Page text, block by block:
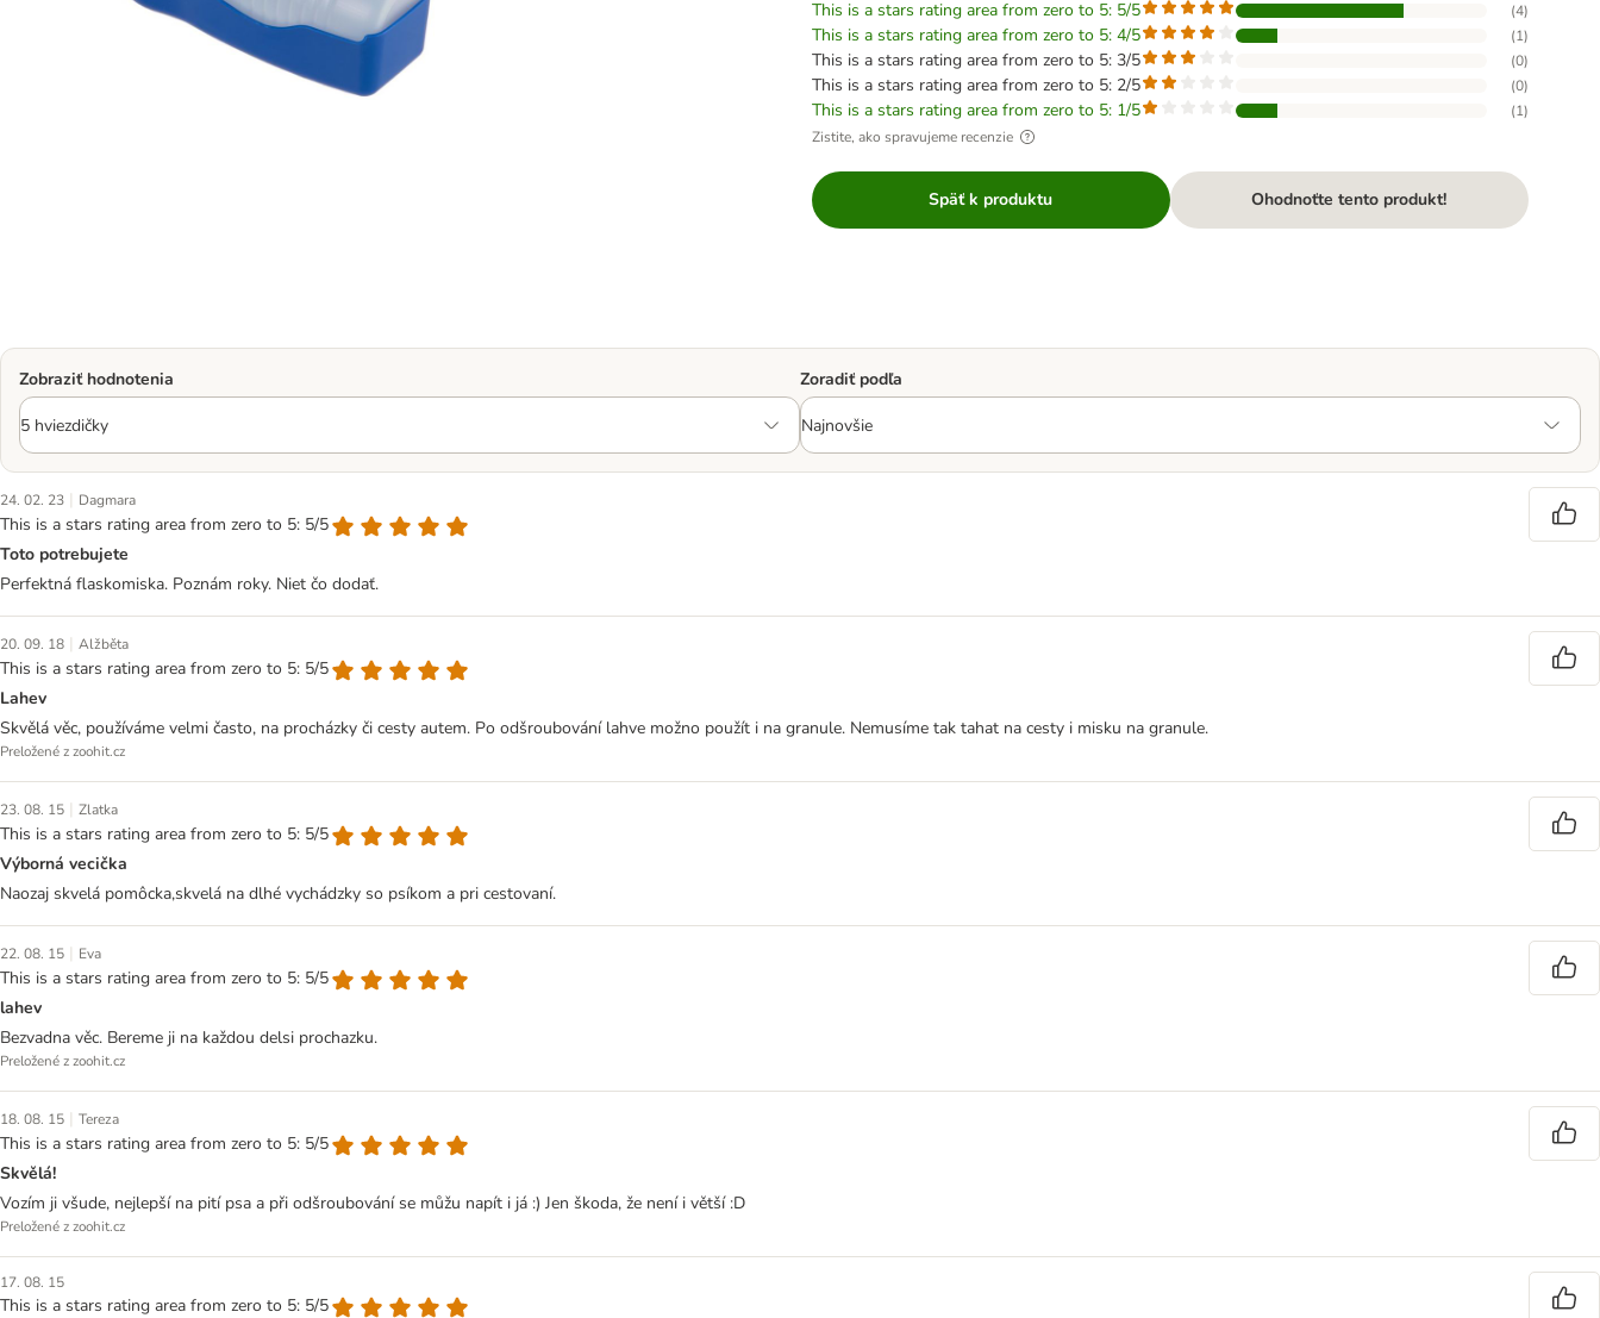
This is a stars rating area from zero to 5: 5/5 (4)
This is a stars rating area from zero to 5: 4/5 (1)
This is a stars rating area from zero to 5: 3/5 (0)
This is a stars rating area from zero to 5: 2/5 (0)
This is a stars rating area from zero to 5: 1/5 (1)
Zistite, ako spravujeme recenzie
Späť k produktu Ohodnoťte tento produkt!
Zobraziť hodnotenia Zoradiť podľa
24. 02. 23 | Dagmara
This is a stars rating area from zero to 5: 5/5
Toto potrebujete
Perfektná flaskomiska. Poznám roky. Niet čo dodať.
20. 09. 18 | Alžběta
This is a stars rating area from zero to 5: 5/5
Lahev
Skvělá věc, používáme velmi často, na procházky či cesty autem. Po odšroubování lahve možno použít i na granule. Nemusíme tak tahat na cesty i misku na granule.
Preložené z zoohit.cz
23. 08. 15 | Zlatka
This is a stars rating area from zero to 5: 5/5
Výborná vecička
Naozaj skvelá pomôcka,skvelá na dlhé vychádzky so psíkom a pri cestovaní.
22. 08. 15 | Eva
This is a stars rating area from zero to 5: 5/5
lahev
Bezvadna věc. Bereme ji na každou delsi prochazku.
Preložené z zoohit.cz
18. 08. 15 | Tereza
This is a stars rating area from zero to 5: 5/5
Skvělá!
Vozím ji všude, nejlepší na pití psa a při odšroubování se můžu napít i já :) Jen škoda, že není i větší :D
Preložené z zoohit.cz
17. 08. 15
This is a stars rating area from zero to 5: 5/5